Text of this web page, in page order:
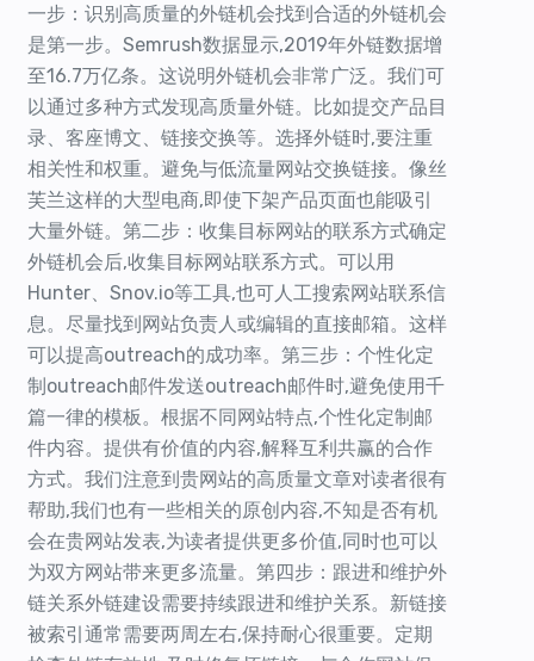
一步：识别高质量的外链机会找到合适的外链机会
是第一步。Semrush数据显示,2019年外链数据增
至16.7万亿条。这说明外链机会非常广泛。我们可
以通过多种方式发现高质量外链。比如提交产品目
录、客座博文、链接交换等。选择外链时,要注重
相关性和权重。避免与低流量网站交换链接。像丝
芙兰这样的大型电商,即使下架产品页面也能吸引
大量外链。第二步：收集目标网站的联系方式确定
外链机会后,收集目标网站联系方式。可以用
Hunter、Snov.io等工具,也可人工搜索网站联系信
息。尽量找到网站负责人或编辑的直接邮箱。这样
可以提高outreach的成功率。第三步：个性化定
制outreach邮件发送outreach邮件时,避免使用千
篇一律的模板。根据不同网站特点,个性化定制邮
件内容。提供有价值的内容,解释互利共赢的合作
方式。我们注意到贵网站的高质量文章对读者很有
帮助,我们也有一些相关的原创内容,不知是否有机
会在贵网站发表,为读者提供更多价值,同时也可以
为双方网站带来更多流量。第四步：跟进和维护外
链关系外链建设需要持续跟进和维护关系。新链接
被索引通常需要两周左右,保持耐心很重要。定期